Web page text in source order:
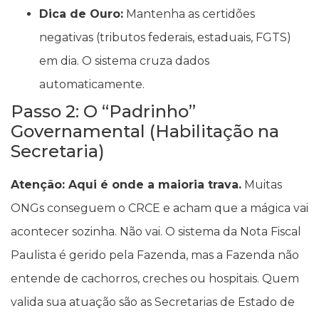
Dica de Ouro: Mantenha as certidões
negativas (tributos federais, estaduais, FGTS)
em dia. O sistema cruza dados
automaticamente.
Passo 2: O “Padrinho”
Governamental (Habilitação na
Secretaria)
Atenção: Aqui é onde a maioria trava. Muitas
ONGs conseguem o CRCE e acham que a mágica vai
acontecer sozinha. Não vai. O sistema da Nota Fiscal
Paulista é gerido pela Fazenda, mas a Fazenda não
entende de cachorros, creches ou hospitais. Quem
valida sua atuação são as Secretarias de Estado de